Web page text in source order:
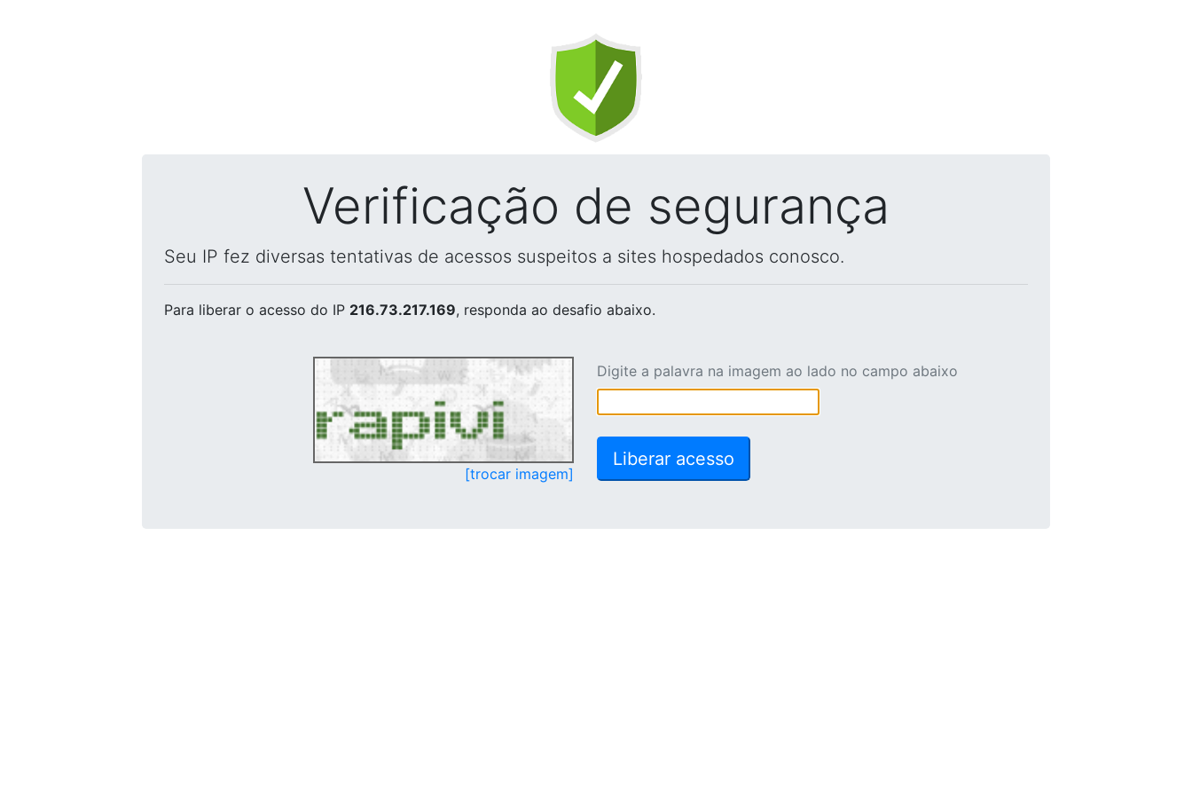
Verificação de segurança
Seu IP fez diversas tentativas de acessos suspeitos a sites hospedados conosco.
Para liberar o acesso do IP 216.73.217.169, responda ao desafio abaixo.
[trocar imagem]
Digite a palavra na imagem ao lado no campo abaixo